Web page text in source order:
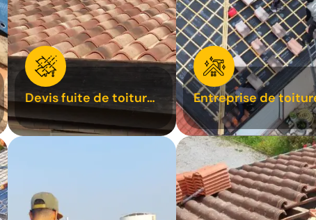
Devis fuite de toiture
31
Entreprise de
31